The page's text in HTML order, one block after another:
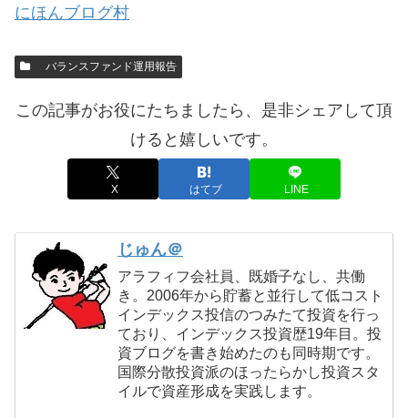
にほんブログ村
バランスファンド運用報告
この記事がお役にたちましたら、是非シェアして頂
けると嬉しいです。
X はてブ LINE
じゅん＠
アラフィフ会社員、既婚子なし、共働
き。2006年から貯蓄と並行して低コスト
インデックス投信のつみたて投資を行っ
ており、インデックス投資歴19年目。投
資ブログを書き始めたのも同時期です。
国際分散投資派のほったらかし投資スタ
イルで資産形成を実践します。